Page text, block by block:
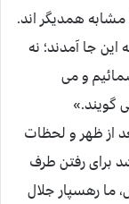
همدیگر اند.
جا آمدند؛ نه
و می
گویند.»
از ظهر و لحظات
برای رفتن طرف
رهسپار جلال